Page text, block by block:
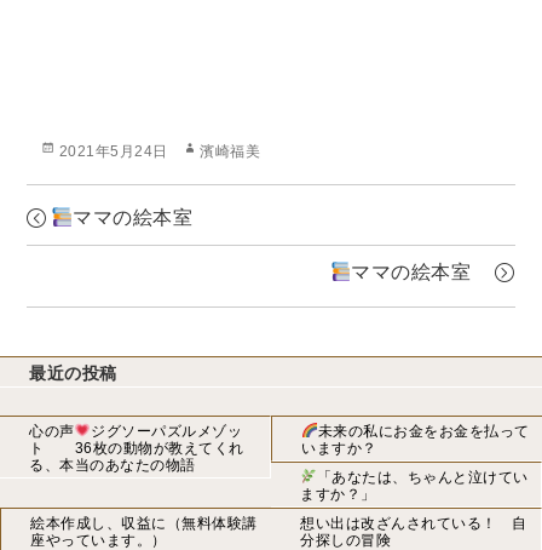
投
2021年5月24日
作
濱崎福美
ママの絵本室
ママの絵本室
最近の投稿
心の声
ジグソーパズルメゾッ
ト 36枚の動物が教えてくれ
る、本当のあなたの物語
未来の私にお金をお金を払って
いますか？
「あなたは、ちゃんと泣けてい
ますか？」
絵本作成し、収益に（無料体験講
座やっています。）
想い出は改ざんされている！ 自
分探しの冒険